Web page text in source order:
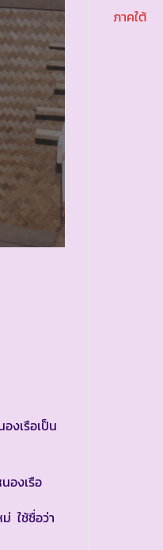
งเรือเป็น
องเรือ
ใช้ชื่อว่า
ภาคใต้